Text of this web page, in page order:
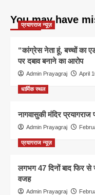
You may have
प्रयागराज न्यूज़
“कांग्रेस नेता हूं, बच्चों का
पर दबाव बनाने का आरोप
Admin Prayagraj April
धार्मिक स्थल
नागवासुकी मंदिर
Admin Prayagraj
प्रयागराज न्यूज़
लगभग 47 दिनों बाद फिर
वजह
Admin Prayagraj